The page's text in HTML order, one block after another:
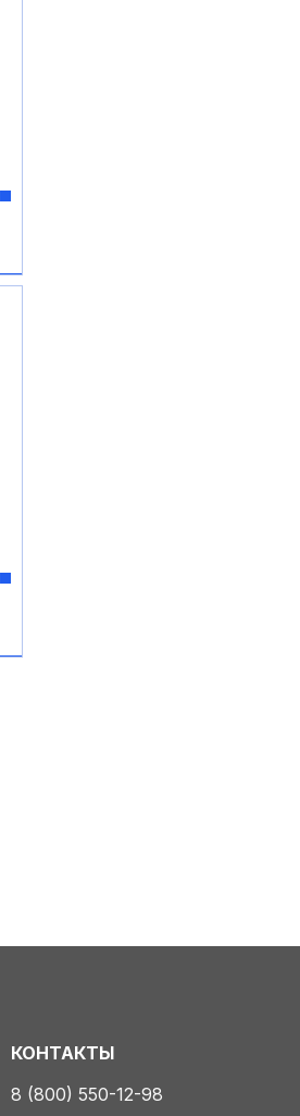
КОНТАКТЫ
8 (800) 550-12-98